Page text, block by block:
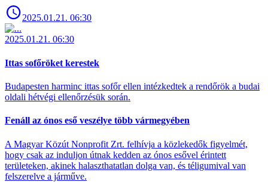
2025.01.21. 06:30
2025.01.21. 06:30
Ittas sofőröket kerestek
Budapesten harminc ittas sofőr ellen intézkedtek a rendőrök a budai
oldali hétvégi ellenőrzésük során.
Fenáll az ónos eső veszélye több vármegyében
A Magyar Közút Nonprofit Zrt. felhívja a közlekedők figyelmét,
hogy csak az induljon útnak kedden az ónos esővel érintett
területeken, akinek halaszthatatlan dolga van, és téligumival van
felszerelve a járműve.